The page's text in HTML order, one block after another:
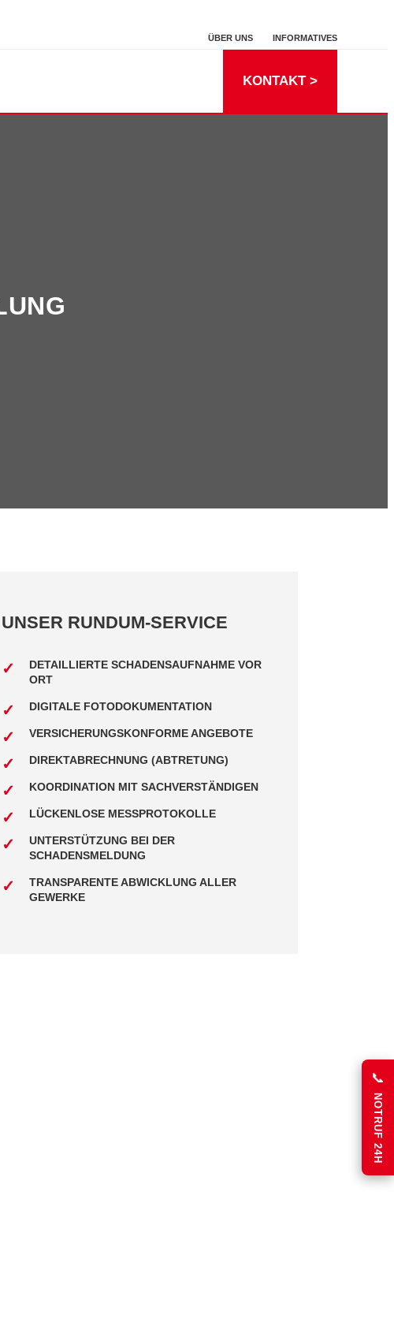
ÜBER UNS INFORMATIVES
KONTAKT >
UNSER RUNDUM-SERVICE
DETAILLIERTE SCHADENSAUFNAHME VOR
ORT
DIGITALE FOTODOKUMENTATION
VERSICHERUNGSKONFORME ANGEBOTE
DIREKTABRECHNUNG (ABTRETUNG)
KOORDINATION MIT SACHVERSTÄNDIGEN
LÜCKENLOSE MESSPROTOKOLLE
UNTERSTÜTZUNG BEI DER
SCHADENSMELDUNG
TRANSPARENTE ABWICKLUNG ALLER
GEWERKE
📞
NOTRUF 24H